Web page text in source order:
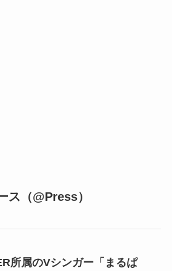
ス（@Press）
所属のVシンガー「まるぱ